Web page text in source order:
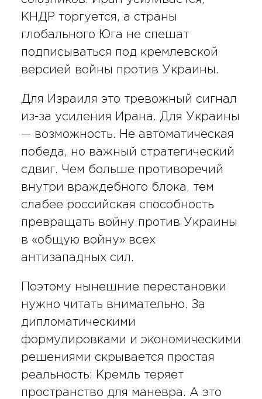
КНДР торгуется, а страны
глобального Юга не спешат
подписываться под кремлевской
версией войны против Украины.
Для Израиля это тревожный сигнал
из-за усиления Ирана. Для Украины
— возможность. Не автоматическая
победа, но важный стратегический
сдвиг. Чем больше противоречий
внутри враждебного блока, тем
слабее российская способность
превращать войну против Украины
в «общую войну» всех
антизападных сил.
Поэтому нынешние перестановки
нужно читать внимательно. За
дипломатическими
формулировками и экономическими
решениями скрывается простая
реальность: Кремль теряет
пространство для маневра. А это